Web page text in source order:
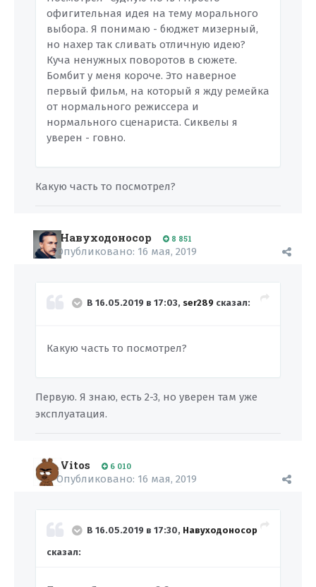
офигительная идея на тему морального
выбора. Я понимаю - бюджет мизерный,
но нахер так сливать отличную идею?
Куча ненужных поворотов в сюжете.
Бомбит у меня короче. Это наверное
первый фильм, на который я жду ремейка
от нормального режиссера и
нормального сценариста. Сиквелы я
уверен - говно.
Какую часть то посмотрел?
Навуходоносор 8 851
Опубликовано: 16 мая, 2019
В 16.05.2019 в 17:03, ser289 сказал:
Какую часть то посмотрел?
Первую. Я знаю, есть 2-3, но уверен там уже
эксплуатация.
Vitos 6 010
Опубликовано: 16 мая, 2019
В 16.05.2019 в 17:30, Навуходоносор
сказал: